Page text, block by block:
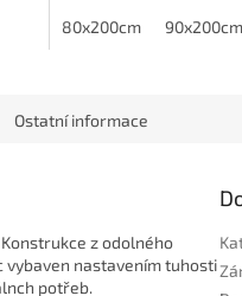
celého úložného
80x200cm 90x200cm
Ostatní informace
z odolného
nastavením tuhosti
potřeb.